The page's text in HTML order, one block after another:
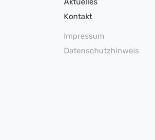
Kontakt
Impressum
Datenschutzhinweis